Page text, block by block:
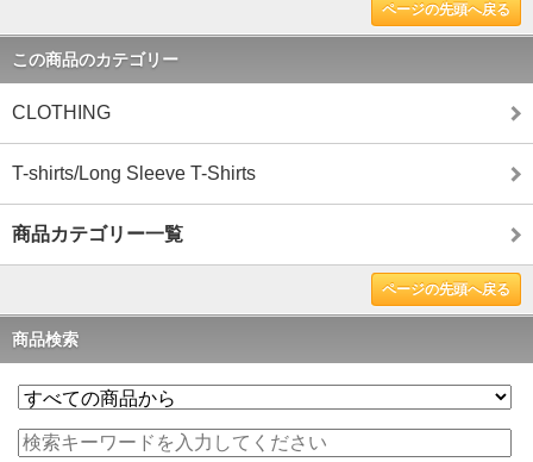
ページの先頭へ戻る
この商品のカテゴリー
CLOTHING
T-shirts/Long Sleeve T-Shirts
商品カテゴリー一覧
ページの先頭へ戻る
商品検索